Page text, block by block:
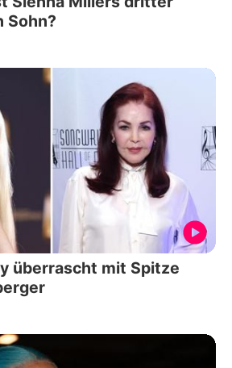
Sohn?
überrascht mit Spitze